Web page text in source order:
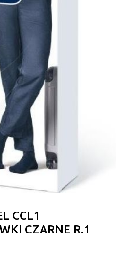
CCL1
CZARNE R.1